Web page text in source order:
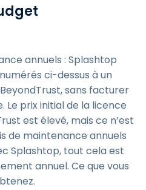
annuels : Splashtop
ci-dessus à un
sans facturer
Le prix initial de la licence
est élevé, mais ce n’est
de maintenance annuels
Splashtop, tout cela est
annuel. Ce que vous